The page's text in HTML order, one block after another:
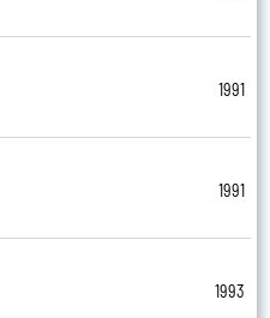
1991
1991
1993